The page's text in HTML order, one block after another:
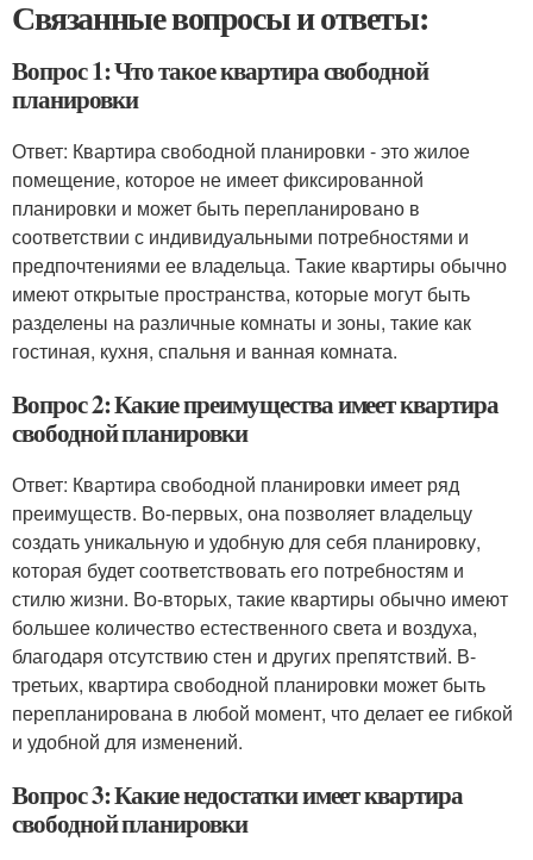
Связанные вопросы и ответы:
Вопрос 1: Что такое квартира свободной
планировки
Ответ: Квартира свободной планировки - это жилое
помещение, которое не имеет фиксированной
планировки и может быть перепланировано в
соответствии с индивидуальными потребностями и
предпочтениями ее владельца. Такие квартиры обычно
имеют открытые пространства, которые могут быть
разделены на различные комнаты и зоны, такие как
гостиная, кухня, спальня и ванная комната.
Вопрос 2: Какие преимущества имеет квартира
свободной планировки
Ответ: Квартира свободной планировки имеет ряд
преимуществ. Во-первых, она позволяет владельцу
создать уникальную и удобную для себя планировку,
которая будет соответствовать его потребностям и
стилю жизни. Во-вторых, такие квартиры обычно имеют
большее количество естественного света и воздуха,
благодаря отсутствию стен и других препятствий. В-
третьих, квартира свободной планировки может быть
перепланирована в любой момент, что делает ее гибкой
и удобной для изменений.
Вопрос 3: Какие недостатки имеет квартира
свободной планировки